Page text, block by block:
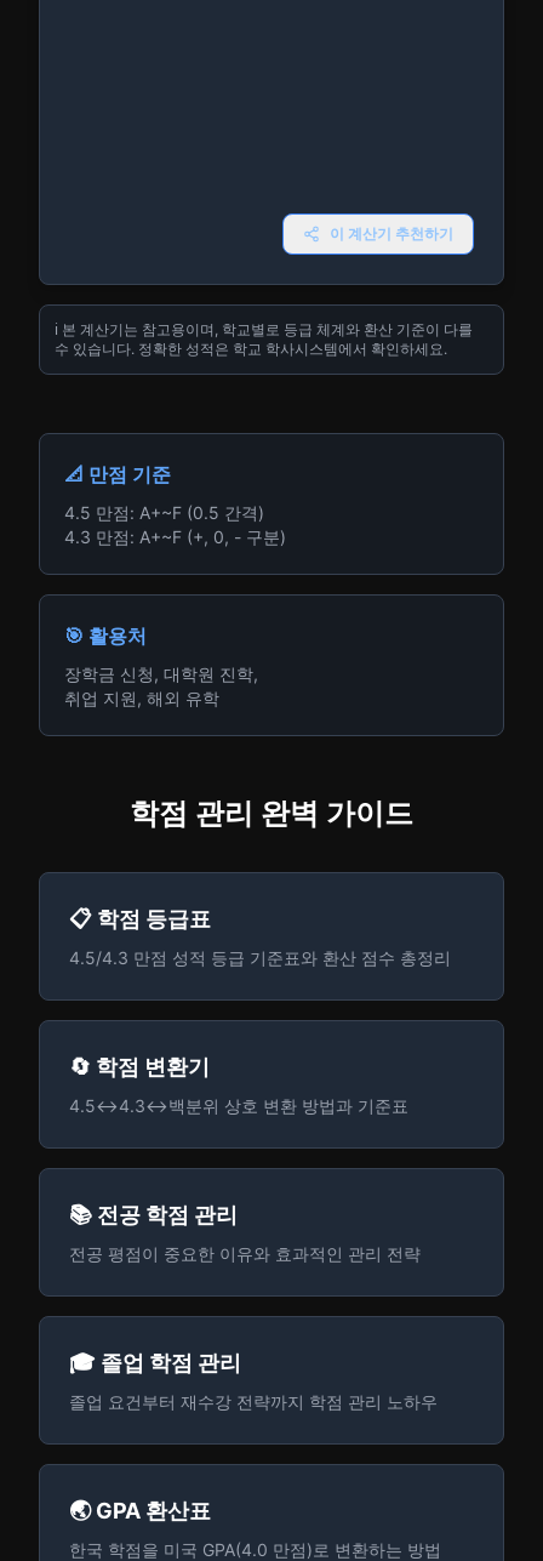
이 계산기 추천하기
ℹ️ 본 계산기는 참고용이며, 학교별로 등급 체계와 환산 기준이 다를
수 있습니다. 정확한 성적은 학교 학사시스템에서 확인하세요.
📐 만점 기준
4.5 만점: A+~F (0.5 간격)
4.3 만점: A+~F (+, 0, - 구분)
🎯 활용처
장학금 신청, 대학원 진학,
취업 지원, 해외 유학
학점 관리 완벽 가이드
📋 학점 등급표
4.5/4.3 만점 성적 등급 기준표와 환산 점수 총정리
🔄 학점 변환기
4.5↔4.3↔백분위 상호 변환 방법과 기준표
📚 전공 학점 관리
전공 평점이 중요한 이유와 효과적인 관리 전략
🎓 졸업 학점 관리
졸업 요건부터 재수강 전략까지 학점 관리 노하우
🌏 GPA 환산표
한국 학점을 미국 GPA(4.0 만점)로 변환하는 방법